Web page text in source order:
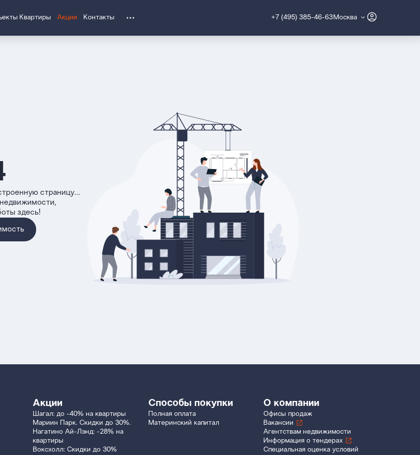
Квартиры Акции Контакты +7 (495) 385-46-63 Москва
страницу...
здесь!
Акции
Шагал: до -40% на квартиры
Мариин Парк. Скидки до 30%.
Нагатино Ай-Лэнд: -28% на
квартиры
Воксхолл: Скидки до 30%
Способы покупки
Полная оплата
Материнский капитал
О компании
Офисы продаж
Вакансии
Агентствам недвижимости
Информация о тендерах
Специальная оценка условий